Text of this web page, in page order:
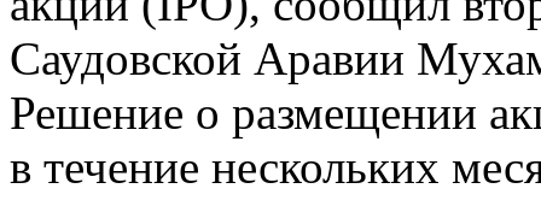
Саудовской Аравии
Решение о размещении
в течение нескольких